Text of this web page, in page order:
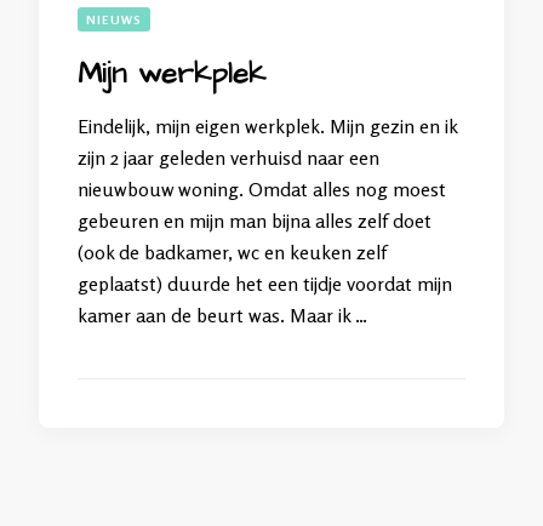
NIEUWS
Mijn werkplek
Eindelijk, mijn eigen werkplek. Mijn gezin en ik
zijn 2 jaar geleden verhuisd naar een
nieuwbouw woning. Omdat alles nog moest
gebeuren en mijn man bijna alles zelf doet
(ook de badkamer, wc en keuken zelf
geplaatst) duurde het een tijdje voordat mijn
kamer aan de beurt was. Maar ik …